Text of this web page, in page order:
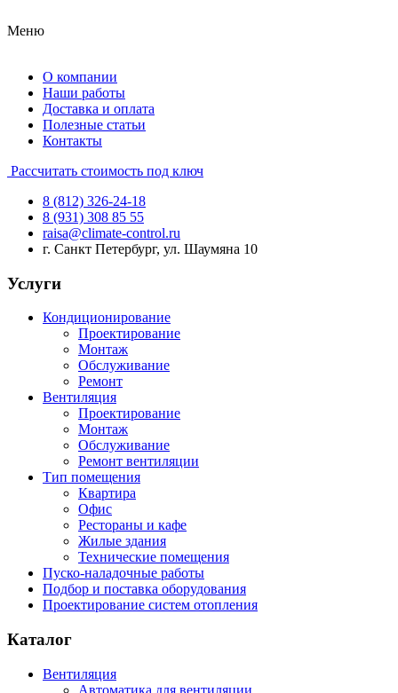
Меню
О компании
Наши работы
Доставка и оплата
Полезные статьи
Контакты
Рассчитать стоимость под ключ
8 (812) 326-24-18
8 (931) 308 85 55
raisa@climate-control.ru
г. Санкт Петербург, ул. Шаумяна 10
Услуги
Кондиционирование
Проектирование
Монтаж
Обслуживание
Ремонт
Вентиляция
Проектирование
Монтаж
Обслуживание
Ремонт вентиляции
Тип помещения
Квартира
Офис
Рестораны и кафе
Жилые здания
Технические помещения
Пуско-наладочные работы
Подбор и поставка оборудования
Проектирование систем отопления
Каталог
Вентиляция
Автоматика для вентиляции